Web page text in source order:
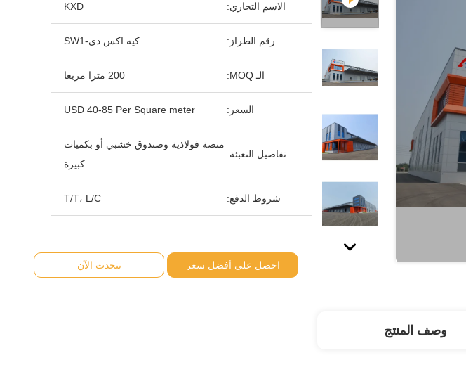
الاسم التجاري: KXD
رقم الطراز: كيه اكس دي-SW1
الـ MOQ: 200 مترا مربعا
السعر: USD 40-85 Per Square meter
تفاصيل التعبئة:
منصة فولاذية وصندوق خشبي أو بكميات
كبيرة
شروط الدفع: T/T، L/C
احصل على أفضل سعر نتحدث الآن
وصف المنتج